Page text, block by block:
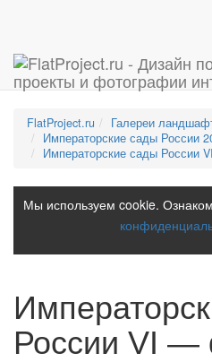
FlatProject.ru
Галереи
Императорские сады России
Императорские сады России
Мы используем cookie.
России VI —